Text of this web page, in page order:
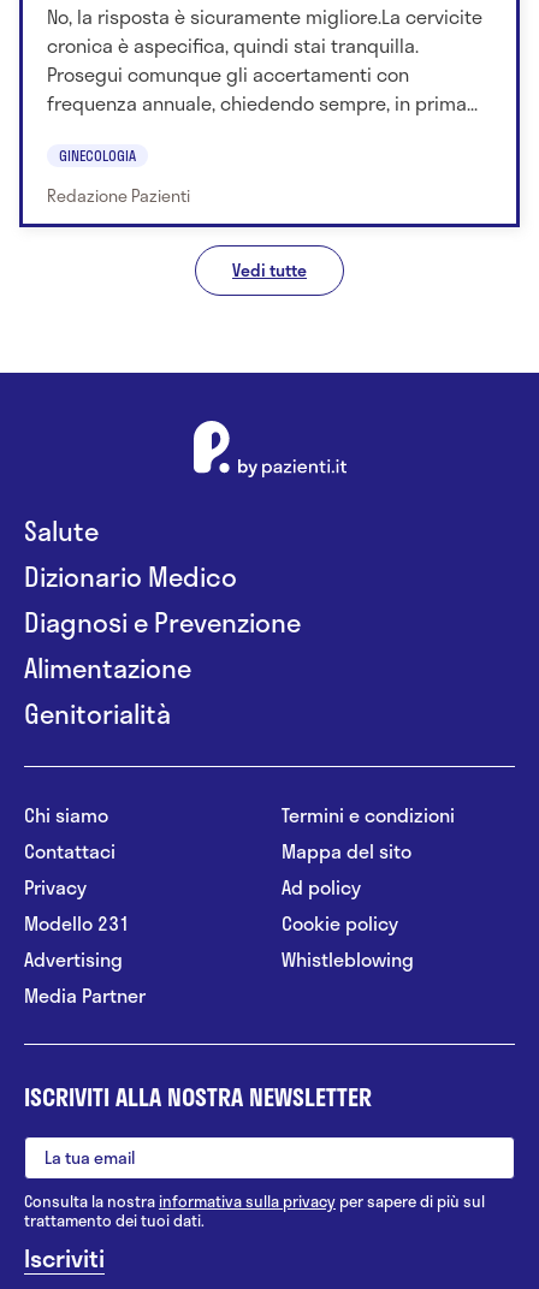
No, la risposta è sicuramente migliore.La cervicite
cronica è aspecifica, quindi stai tranquilla.
Prosegui comunque gli accertamenti con
frequenza annuale, chiedendo sempre, in prima...
GINECOLOGIA
Redazione Pazienti
Vedi tutte
Salute
Dizionario Medico
Diagnosi e Prevenzione
Alimentazione
Genitorialità
Chi siamo
Contattaci
Privacy
Modello 231
Advertising
Media Partner
Termini e condizioni
Mappa del sito
Ad policy
Cookie policy
Whistleblowing
ISCRIVITI ALLA NOSTRA NEWSLETTER
Consulta la nostrainformativa sulla privacy per sapere di più sul
trattamento dei tuoi dati.